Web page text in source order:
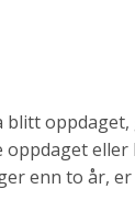
enn to år,